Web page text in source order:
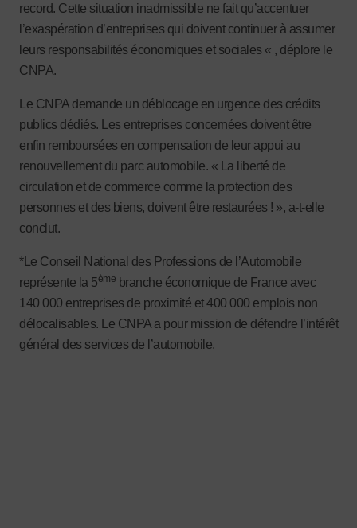
record. Cette situation inadmissible ne fait qu’accentuer
l’exaspération d’entreprises qui doivent continuer à assumer
leurs responsabilités économiques et sociales « , déplore le
CNPA.
Le CNPA demande un déblocage en urgence des crédits
publics dédiés. Les entreprises concernées doivent être
enfin remboursées en compensation de leur appui au
renouvellement du parc automobile. « La liberté de
circulation et de commerce comme la protection des
personnes et des biens, doivent être restaurées ! », a-t-elle
conclut.
*Le Conseil National des Professions de l’Automobile
représente la 5ème branche économique de France avec
140 000 entreprises de proximité et 400 000 emplois non
délocalisables. Le CNPA a pour mission de défendre l’intérêt
général des services de l’automobile.